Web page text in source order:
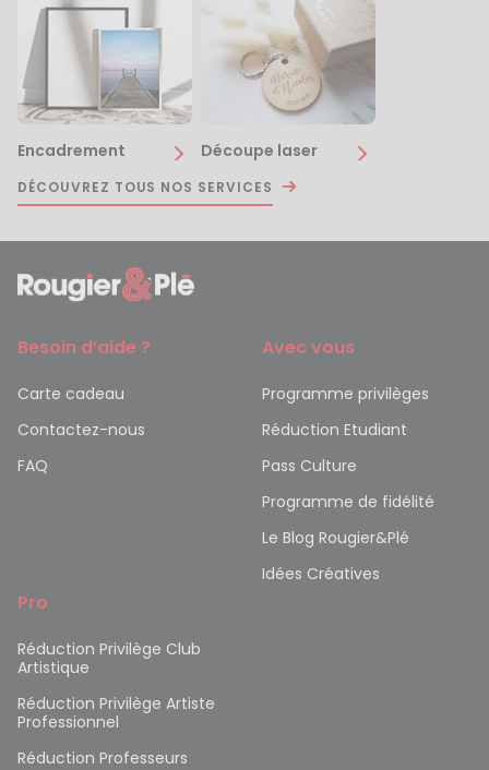
Encadrement Découpe laser
DÉCOUVREZ TOUS NOS SERVICES
Besoin d’aide ?
Carte cadeau
Contactez-nous
FAQ
Avec vous
Programme privilèges
Réduction Etudiant
Pass Culture
Programme de fidélité
Le Blog Rougier&Plé
Idées Créatives
Pro
Réduction Privilège Club
Artistique
Réduction Privilège Artiste
Professionnel
Réduction Professeurs